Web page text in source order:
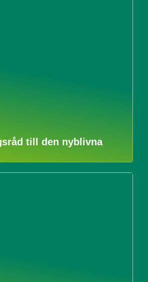
till den nyblivna